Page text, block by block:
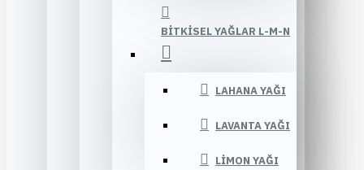
BITKISEL YAĞLAR L-M-N
LAHANA YAĞI
LAVANTA YAĞI
LIMON YAĞI